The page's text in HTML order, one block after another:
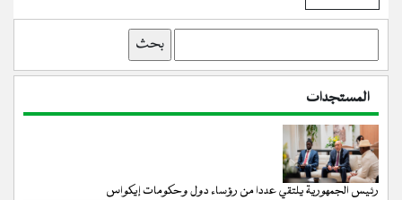
المستجدات
رئيس الجمهورية يلتقي عددا من رؤساء دول وحكومات إيكواس